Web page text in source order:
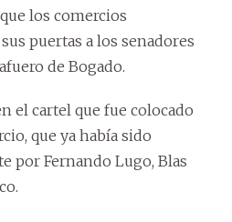
los comercios
puertas a los senadores
de Bogado.
el cartel que fue colocado
que ya había sido
por Fernando Lugo, Blas